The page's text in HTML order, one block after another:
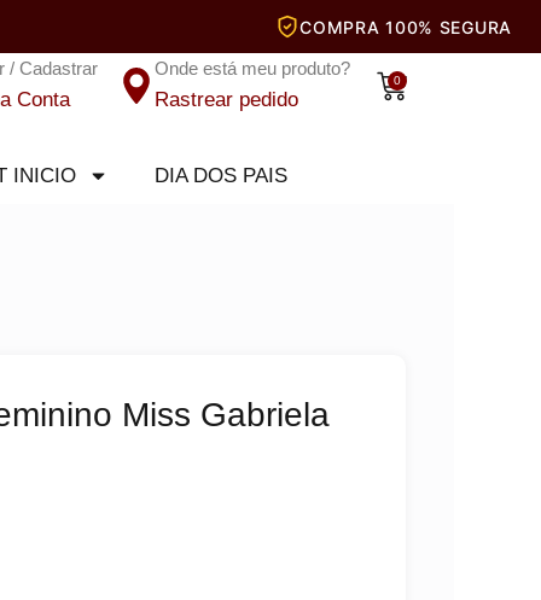
/ Cadastrar
Conta
Onde está meu produto?
Rastrear pedido
0
Carrinho
INICIO DIA DOS PAIS
Miss Gabriela